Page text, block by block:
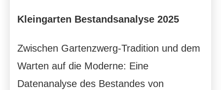
Kleingarten Bestandsanalyse 2025
Zwischen Gartenzwerg-Tradition und dem
Warten auf die Moderne: Eine
Datenanalyse des Bestandes von